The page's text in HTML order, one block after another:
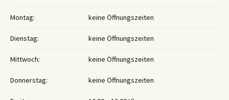
Montag: keine Öffnungszeiten
Dienstag: keine Öffnungszeiten
Mittwoch: keine Öffnungszeiten
Donnerstag: keine Öffnungszeiten